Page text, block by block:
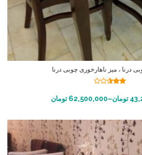
درنا ، میز ناهارخوری چوبی درنا
از 5
تومان–
62,500,000 تومان انتخاب گزینه ها